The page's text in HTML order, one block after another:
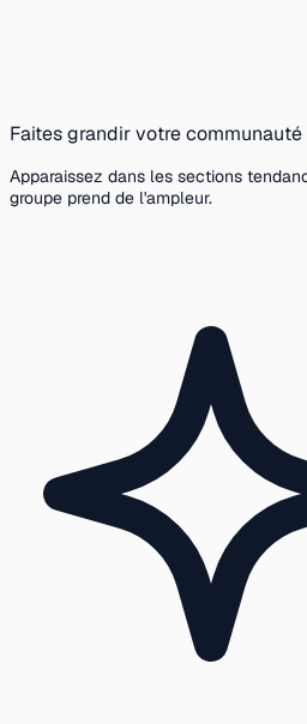
Faites grandir votre communauté
Apparaissez dans les sections
groupe prend de l'ampleur.